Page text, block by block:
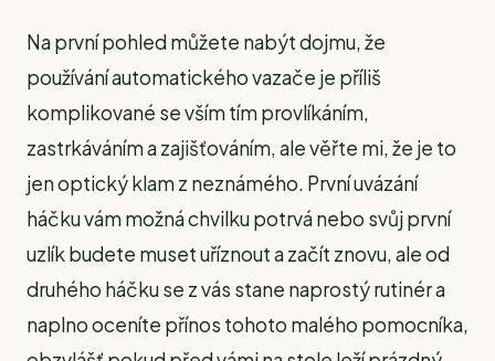
Na první pohled můžete nabýt dojmu, že
používání automatického vazače je příliš
komplikované se vším tím provlíkáním,
zastrkáváním a zajišťováním, ale věřte mi, že je to
jen optický klam z neznámého. První uvázání
háčku vám možná chvilku potrvá nebo svůj první
uzlík budete muset uříznout a začít znovu, ale od
druhého háčku se z vás stane naprostý rutinér a
naplno oceníte přínos tohoto malého pomocníka,